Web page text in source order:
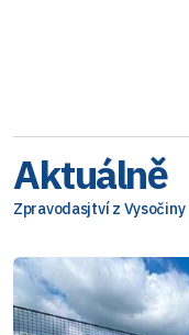
Aktuálně
Zpravodasjtví z Vysočiny